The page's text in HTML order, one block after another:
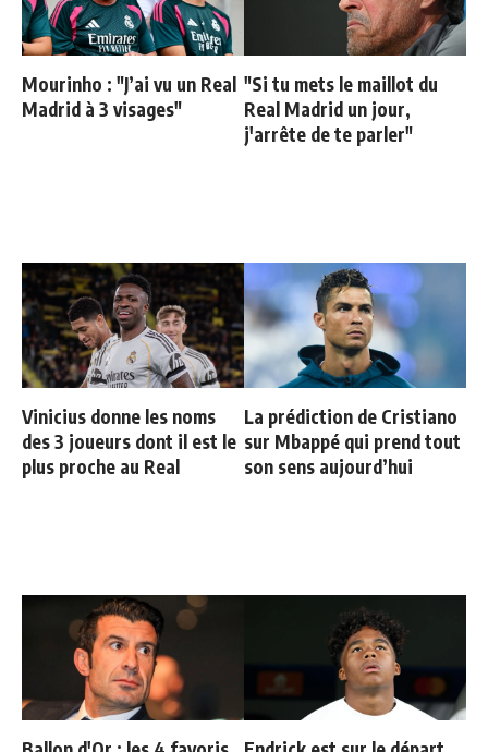
Mourinho : "J’ai vu un Real
Madrid à 3 visages"
"Si tu mets le maillot du
Real Madrid un jour,
j'arrête de te parler"
Vinicius donne les noms
des 3 joueurs dont il est le
plus proche au Real
La prédiction de Cristiano
sur Mbappé qui prend tout
son sens aujourd’hui